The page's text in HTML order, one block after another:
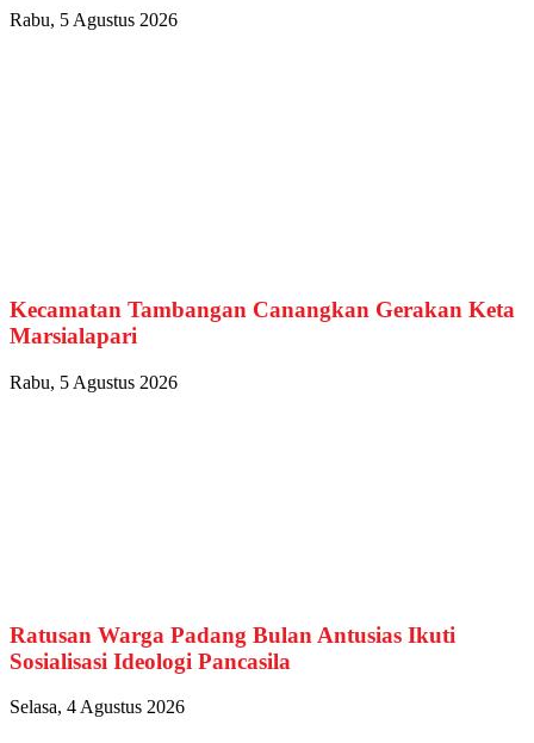
Rabu, 5 Agustus 2026
Kecamatan Tambangan Canangkan Gerakan Keta
Marsialapari
Rabu, 5 Agustus 2026
Ratusan Warga Padang Bulan Antusias Ikuti
Sosialisasi Ideologi Pancasila
Selasa, 4 Agustus 2026